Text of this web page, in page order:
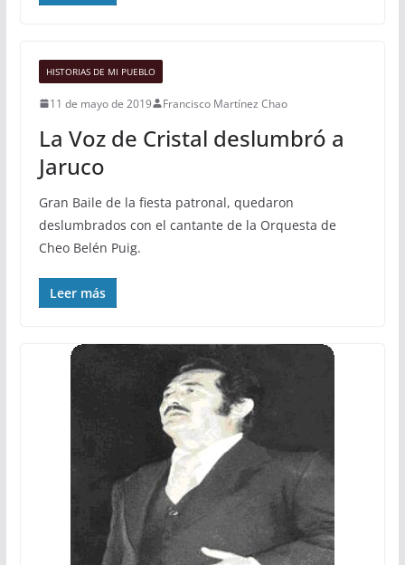
HISTORIAS DE MI PUEBLO
11 de mayo de 2019 Francisco Martínez Chao
La Voz de Cristal deslumbró a
Jaruco
Gran Baile de la fiesta patronal, quedaron
deslumbrados con el cantante de la Orquesta de
Cheo Belén Puig.
Leer más